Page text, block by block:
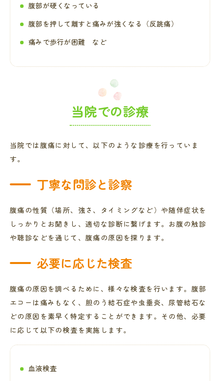
腹部が硬くなっている
腹部を押して離すと痛みが強くなる（反跳痛）
痛みで歩行が困難 など
当院での診療
当院では腹痛に対して、以下のような診療を行っていま
す。
丁寧な問診と診察
腹痛の性質（場所、強さ、タイミングなど）や随伴症状を
しっかりとお聞きし、適切な診断に繋げます。お腹の触診
や聴診などを通じて、腹痛の原因を探ります。
必要に応じた検査
腹痛の原因を調べるために、様々な検査を行います。腹部
エコーは痛みもなく、胆のう結石症や虫垂炎、尿管結石な
どの原因を素早く特定することができます。その他、必要
に応じて以下の検査を実施します。
血液検査